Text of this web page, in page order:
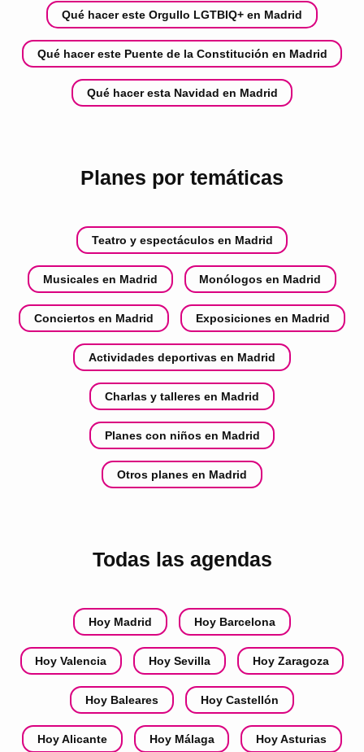
Qué hacer este Orgullo LGTBIQ+ en Madrid
Qué hacer este Puente de la Constitución en Madrid
Qué hacer esta Navidad en Madrid
Planes por temáticas
Teatro y espectáculos en Madrid
Musicales en Madrid Monólogos en Madrid
Conciertos en Madrid Exposiciones en Madrid
Actividades deportivas en Madrid
Charlas y talleres en Madrid
Planes con niños en Madrid
Otros planes en Madrid
Todas las agendas
Hoy Madrid Hoy Barcelona
Hoy Valencia Hoy Sevilla Hoy Zaragoza
Hoy Baleares Hoy Castellón
Hoy Alicante Hoy Málaga Hoy Asturias